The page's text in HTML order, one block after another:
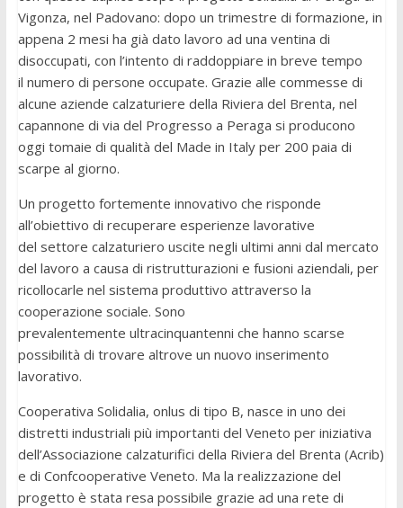
Vigonza, nel Padovano: dopo un trimestre di formazione, in
appena 2 mesi ha già dato lavoro ad una ventina di
disoccupati, con l’intento di raddoppiare in breve tempo
il numero di persone occupate. Grazie alle commesse di
alcune aziende calzaturiere della Riviera del Brenta, nel
capannone di via del Progresso a Peraga si producono
oggi tomaie di qualità del Made in Italy per 200 paia di
scarpe al giorno.
Un progetto fortemente innovativo che risponde
all’obiettivo di recuperare esperienze lavorative
del settore calzaturiero uscite negli ultimi anni dal mercato
del lavoro a causa di ristrutturazioni e fusioni aziendali, per
ricollocarle nel sistema produttivo attraverso la
cooperazione sociale. Sono
prevalentemente ultracinquantenni che hanno scarse
possibilità di trovare altrove un nuovo inserimento
lavorativo.
Cooperativa Solidalia, onlus di tipo B, nasce in uno dei
distretti industriali più importanti del Veneto per iniziativa
dell’Associazione calzaturifici della Riviera del Brenta (Acrib)
e di Confcooperative Veneto. Ma la realizzazione del
progetto è stata resa possibile grazie ad una rete di